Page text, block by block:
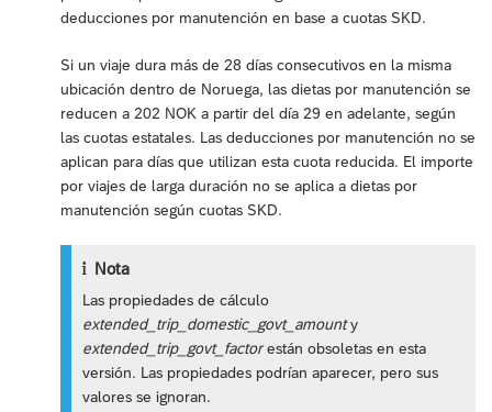
deducciones por manutención en base a cuotas SKD.
Si un viaje dura más de 28 días consecutivos en la misma
ubicación dentro de Noruega, las dietas por manutención se
reducen a 202 NOK a partir del día 29 en adelante, según
las cuotas estatales. Las deducciones por manutención no se
aplican para días que utilizan esta cuota reducida. El importe
por viajes de larga duración no se aplica a dietas por
manutención según cuotas SKD.
Nota
Las propiedades de cálculo
extended_trip_domestic_govt_amounty
extended_trip_govt_factorestán obsoletas en esta
versión. Las propiedades podrían aparecer, pero sus
valores se ignoran.